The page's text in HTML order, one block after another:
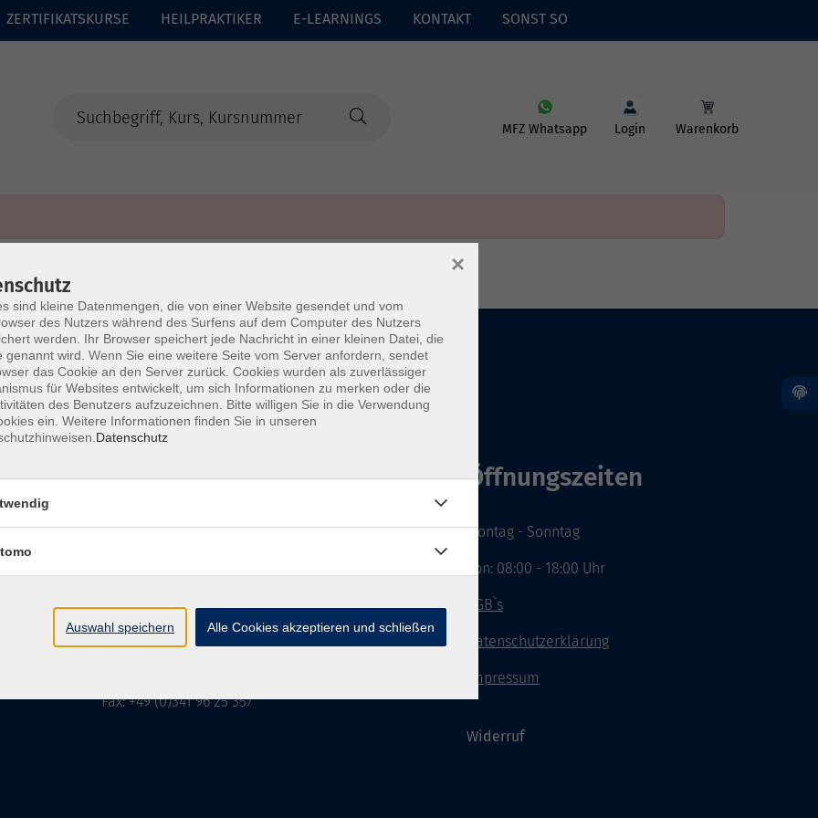
ZERTIFIKATSKURSE HEILPRAKTIKER E-LEARNINGS KONTAKT SONST SO
MFZ Whatsapp Login Warenkorb
MFZ LEIPZIG
04109 Leipzig
info@mfz-leipzig.de
Fax: +49 (0)341 96 25 357
Öffnungszeiten
Montag - Sonntag
von: 08:00 - 18:00 Uhr
AGB`s
Datenschutzerklärung
Impressum
Widerruf
sind kleine Datenmengen, die von einer Website gesendet und vom
des Nutzers während des Surfens auf dem Computer des Nutzers
werden. Ihr Browser speichert jede Nachricht in einer kleinen Datei, die
genannt wird. Wenn Sie eine weitere Seite vom Server anfordern, sendet
das Cookie an den Server zurück. Cookies wurden als zuverlässiger
für Websites entwickelt, um sich Informationen zu merken oder die
des Benutzers aufzuzeichnen. Bitte willigen Sie in die Verwendung
ein. Weitere Informationen finden Sie in unseren
Datenschutz
×
Auswahl speichern Alle Cookies akzeptieren und schließen